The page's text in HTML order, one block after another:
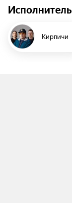
Исполнитель
Кирпичи